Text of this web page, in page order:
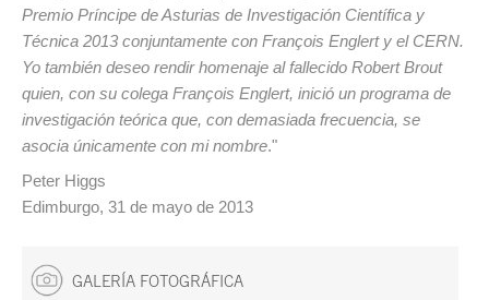
Premio Príncipe de Asturias de Investigación Científica y
Técnica 2013 conjuntamente con François Englert y el CERN.
Yo también deseo rendir homenaje al fallecido Robert Brout
quien, con su colega François Englert, inició un programa de
investigación teórica que, con demasiada frecuencia, se
asocia únicamente con mi nombre."
Peter Higgs
Edimburgo, 31 de mayo de 2013
GALERÍA FOTOGRÁFICA